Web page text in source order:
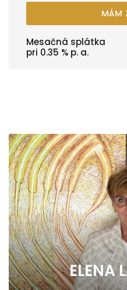
MÁM
Mesačná splátka
pri 0.35 % p. a.
ELENA